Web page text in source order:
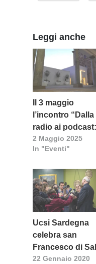
Leggi anche
Il 3 maggio
l’incontro “Dalla
radio ai podcast:
100 anni di
informazione,
intrattenimento”
2 Maggio 2025
In "Eventi"
Ucsi Sardegna
celebra san
Francesco di
22 Gennaio 2020